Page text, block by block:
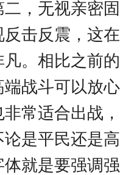
无视亲密固
反击反震，这
凡。相比之前
端战斗可以放
非常适合出战
论是平民还是
体就是要强调